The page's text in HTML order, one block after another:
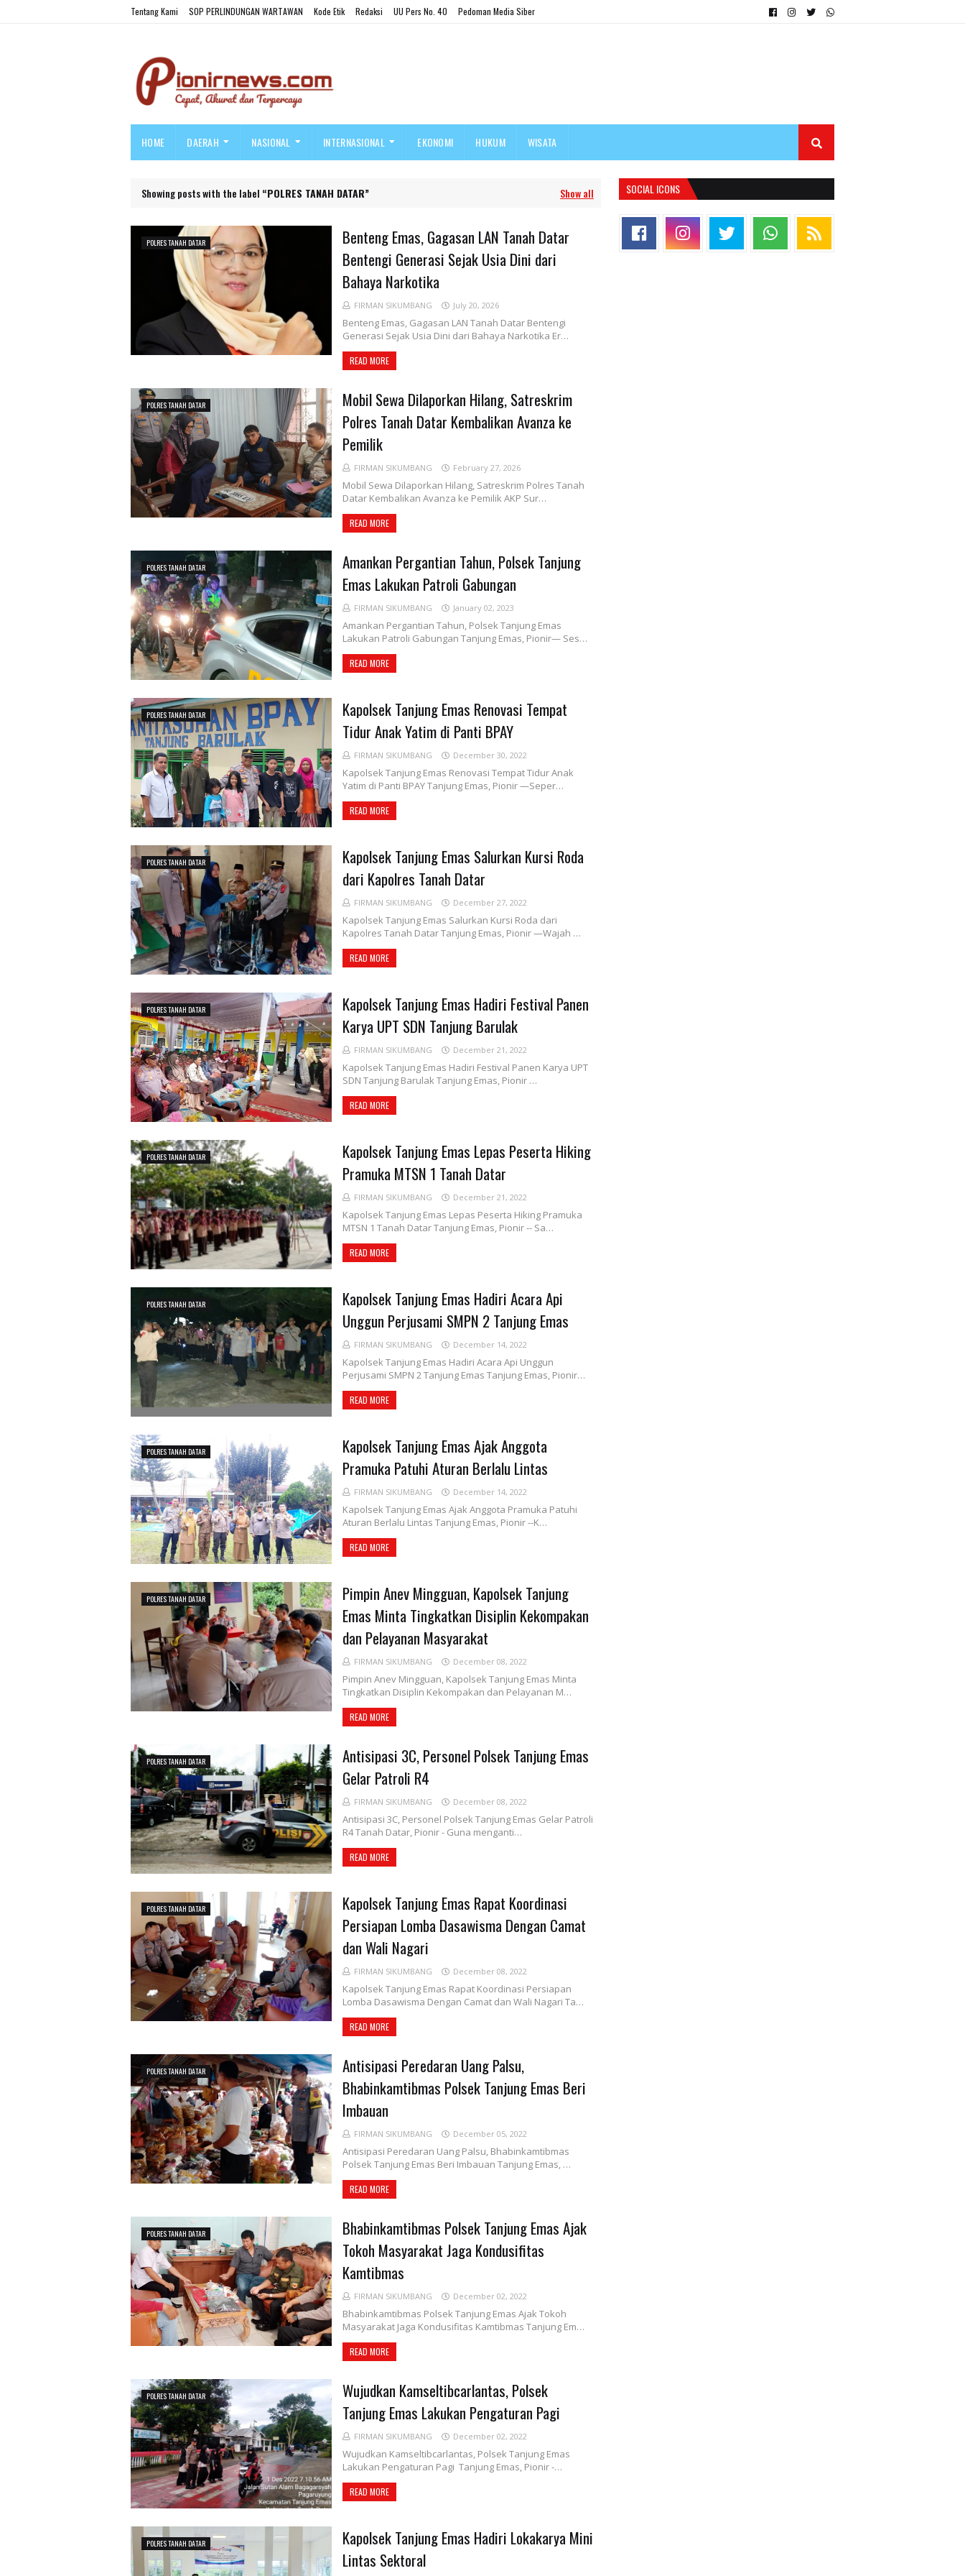
Tentang Kami SOP PERLINDUNGAN WARTAWAN Kode Etik Redaksi UU Pers No. 40 Pedoman Media Siber
HOME DAERAH NASIONAL INTERNASIONAL EKONOMI HUKUM WISATA
Showing posts with the label POLRES TANAH DATAR Show all
POLRES TANAH DATAR
Benteng Emas, Gagasan LAN Tanah Datar
Bentengi Generasi Sejak Usia Dini dari
Bahaya Narkotika
FIRMAN SIKUMBANG July 20, 2026
Benteng Emas, Gagasan LAN Tanah Datar Bentengi
Generasi Sejak Usia Dini dari Bahaya Narkotika Er…
READ MORE
POLRES TANAH DATAR
Mobil Sewa Dilaporkan Hilang, Satreskrim
Polres Tanah Datar Kembalikan Avanza ke
Pemilik
FIRMAN SIKUMBANG February 27, 2026
Mobil Sewa Dilaporkan Hilang, Satreskrim Polres Tanah
Datar Kembalikan Avanza ke Pemilik AKP Sur…
READ MORE
POLRES TANAH DATAR
Amankan Pergantian Tahun, Polsek Tanjung
Emas Lakukan Patroli Gabungan
FIRMAN SIKUMBANG January 02, 2023
Amankan Pergantian Tahun, Polsek Tanjung Emas
Lakukan Patroli Gabungan Tanjung Emas, Pionir— Ses…
READ MORE
POLRES TANAH DATAR
Kapolsek Tanjung Emas Renovasi Tempat
Tidur Anak Yatim di Panti BPAY
FIRMAN SIKUMBANG December 30, 2022
Kapolsek Tanjung Emas Renovasi Tempat Tidur Anak
Yatim di Panti BPAY Tanjung Emas, Pionir —Seper…
READ MORE
POLRES TANAH DATAR
Kapolsek Tanjung Emas Salurkan Kursi Roda
dari Kapolres Tanah Datar
FIRMAN SIKUMBANG December 27, 2022
Kapolsek Tanjung Emas Salurkan Kursi Roda dari
Kapolres Tanah Datar Tanjung Emas, Pionir —Wajah …
READ MORE
POLRES TANAH DATAR
Kapolsek Tanjung Emas Hadiri Festival Panen
Karya UPT SDN Tanjung Barulak
FIRMAN SIKUMBANG December 21, 2022
Kapolsek Tanjung Emas Hadiri Festival Panen Karya UPT
SDN Tanjung Barulak Tanjung Emas, Pionir …
READ MORE
POLRES TANAH DATAR
Kapolsek Tanjung Emas Lepas Peserta Hiking
Pramuka MTSN 1 Tanah Datar
FIRMAN SIKUMBANG December 21, 2022
Kapolsek Tanjung Emas Lepas Peserta Hiking Pramuka
MTSN 1 Tanah Datar Tanjung Emas, Pionir -- Sa…
READ MORE
POLRES TANAH DATAR
Kapolsek Tanjung Emas Hadiri Acara Api
Unggun Perjusami SMPN 2 Tanjung Emas
FIRMAN SIKUMBANG December 14, 2022
Kapolsek Tanjung Emas Hadiri Acara Api Unggun
Perjusami SMPN 2 Tanjung Emas Tanjung Emas, Pionir…
READ MORE
POLRES TANAH DATAR
Kapolsek Tanjung Emas Ajak Anggota
Pramuka Patuhi Aturan Berlalu Lintas
FIRMAN SIKUMBANG December 14, 2022
Kapolsek Tanjung Emas Ajak Anggota Pramuka Patuhi
Aturan Berlalu Lintas Tanjung Emas, Pionir --K…
READ MORE
POLRES TANAH DATAR
Pimpin Anev Mingguan, Kapolsek Tanjung
Emas Minta Tingkatkan Disiplin Kekompakan
dan Pelayanan Masyarakat
FIRMAN SIKUMBANG December 08, 2022
Pimpin Anev Mingguan, Kapolsek Tanjung Emas Minta
Tingkatkan Disiplin Kekompakan dan Pelayanan M…
READ MORE
POLRES TANAH DATAR
Antisipasi 3C, Personel Polsek Tanjung Emas
Gelar Patroli R4
FIRMAN SIKUMBANG December 08, 2022
Antisipasi 3C, Personel Polsek Tanjung Emas Gelar Patroli
R4 Tanah Datar, Pionir - Guna menganti…
READ MORE
POLRES TANAH DATAR
Kapolsek Tanjung Emas Rapat Koordinasi
Persiapan Lomba Dasawisma Dengan Camat
dan Wali Nagari
FIRMAN SIKUMBANG December 08, 2022
Kapolsek Tanjung Emas Rapat Koordinasi Persiapan
Lomba Dasawisma Dengan Camat dan Wali Nagari Ta…
READ MORE
POLRES TANAH DATAR
Antisipasi Peredaran Uang Palsu,
Bhabinkamtibmas Polsek Tanjung Emas Beri
Imbauan
FIRMAN SIKUMBANG December 05, 2022
Antisipasi Peredaran Uang Palsu, Bhabinkamtibmas
Polsek Tanjung Emas Beri Imbauan Tanjung Emas, …
READ MORE
POLRES TANAH DATAR
Bhabinkamtibmas Polsek Tanjung Emas Ajak
Tokoh Masyarakat Jaga Kondusifitas
Kamtibmas
FIRMAN SIKUMBANG December 02, 2022
Bhabinkamtibmas Polsek Tanjung Emas Ajak Tokoh
Masyarakat Jaga Kondusifitas Kamtibmas Tanjung Em…
READ MORE
POLRES TANAH DATAR
Wujudkan Kamseltibcarlantas, Polsek
Tanjung Emas Lakukan Pengaturan Pagi
FIRMAN SIKUMBANG December 02, 2022
Wujudkan Kamseltibcarlantas, Polsek Tanjung Emas
Lakukan Pengaturan Pagi Tanjung Emas, Pionir -…
READ MORE
POLRES TANAH DATAR
Kapolsek Tanjung Emas Hadiri Lokakarya Mini
Lintas Sektoral
SOCIAL ICONS